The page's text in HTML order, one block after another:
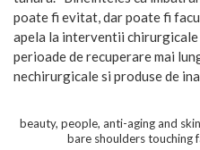
poate fi evitat, dar poate fi
apela la interventii chirurgicale
perioade de recuperare mai
nechirurgicale si produse de
beauty, people, anti-aging and
bare shoulders touching